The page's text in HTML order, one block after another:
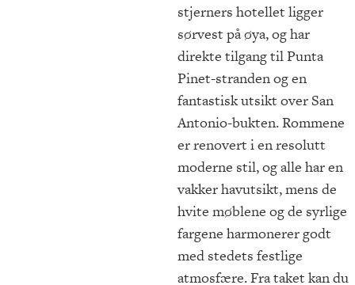
stjerners hotellet ligger
sørvest på øya, og har
direkte tilgang til Punta
Pinet-stranden og en
fantastisk utsikt over San
Antonio-bukten. Rommene
er renovert i en resolutt
moderne stil, og alle har en
vakker havutsikt, mens de
hvite møblene og de syrlige
fargene harmonerer godt
med stedets festlige
atmosfære. Fra taket kan du